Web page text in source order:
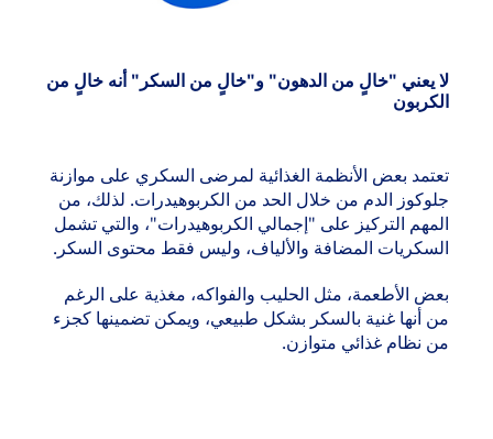
لا يعني "خالٍ من الدهون" و"خالٍ من السكر" أنه خالٍ من
الكربون
تعتمد بعض الأنظمة الغذائية لمرضى السكري على موازنة
جلوكوز الدم من خلال الحد من الكربوهيدرات. لذلك، من
المهم التركيز على "إجمالي الكربوهيدرات"، والتي تشمل
السكريات المضافة والألياف، وليس فقط محتوى السكر.
بعض الأطعمة، مثل الحليب والفواكه، مغذية على الرغم
من أنها غنية بالسكر بشكل طبيعي، ويمكن تضمينها كجزء
من نظام غذائي متوازن.